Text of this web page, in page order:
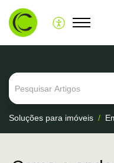
Soluções para imóveis